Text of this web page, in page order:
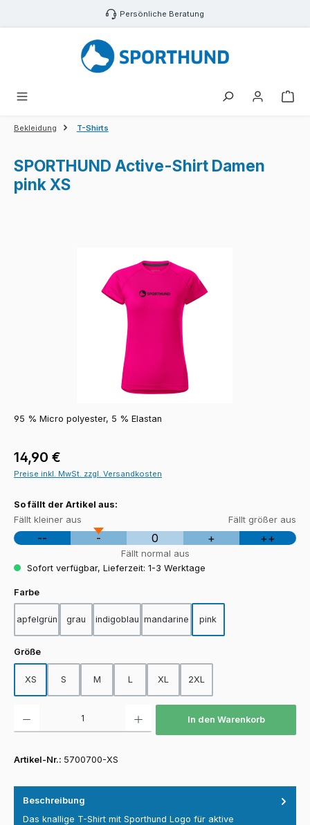
Zum Hauptinhalt springen Persönliche Beratung
Bekleidung T-Shirts
SPORTHUND Active-Shirt Damen
pink XS
95 % Micro polyester, 5 % Elastan
Regulärer Preis:
14,90 €
Preise inkl. MwSt. zzgl. Versandkosten
So fällt der Artikel aus:
Fällt kleiner aus Fällt größer aus
-- - 0 + ++
Fällt normal aus
Sofort verfügbar, Lieferzeit: 1-3 Werktage
Farbeauswählen
apfelgrün grau indigoblau mandarine pink
Größeauswählen
XS S M L XL 2XL
In den Warenkorb
Artikel-Nr.: 5700700-XS
Beschreibung
Das knallige T-Shirt mit Sporthund Logo für aktive